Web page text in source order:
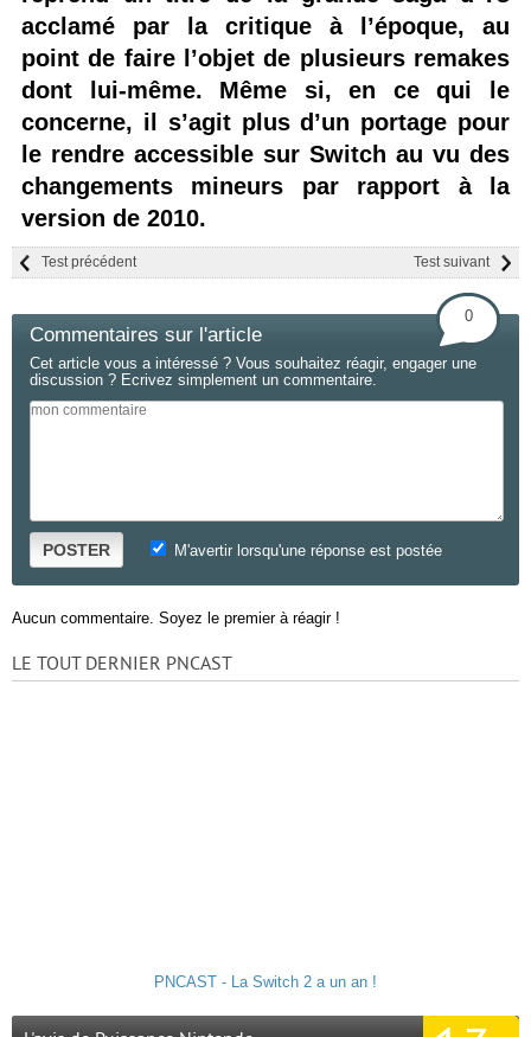
acclamé par la critique à l’époque, au
point de faire l’objet de plusieurs remakes
dont lui-même. Même si, en ce qui le
concerne, il s’agit plus d’un portage pour
le rendre accessible sur Switch au vu des
changements mineurs par rapport à la
version de 2010.
Test suivant
Test précédent
Commentaires sur l'article
0
Cet article vous a intéressé ? Vous souhaitez réagir, engager une
discussion ? Ecrivez simplement un commentaire.
POSTER M'avertir lorsqu'une réponse est postée
Aucun commentaire. Soyez le premier à réagir !
LE TOUT DERNIER PNCAST
PNCAST - La Switch 2 a un an !